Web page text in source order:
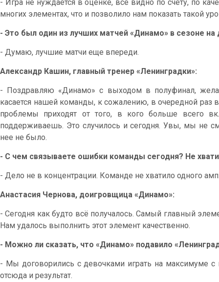
- Игра не нуждается в оценке, всё видно по счету, по
многих элементах, что и позволило нам показать такой
- Это был один из лучших матчей «Динамо» в сезоне
- Думаю, лучшие матчи еще впереди.
Александр Кашин, главный тренер «Ленинградки»:
- Поздравляю «Динамо» с выходом в полуфинал,
касается нашей команды, к сожалению, в очередной раз
проблемы приходят от того, в кого больше всего
поддерживаешь. Это случилось и сегодня. Увы, мы не
нее не было.
- С чем связываете ошибки команды сегодня? Не
- Дело не в концентрации. Команде не хватило одного
Анастасия Чернова, доигровщица «Динамо»:
- Сегодня как будто всё получалось. Самый главный
Нам удалось выполнить этот элемент качественно.
- Можно ли сказать, что «Динамо» подавило
- Мы договорились с девочками играть на максимуме
отсюда и результат.